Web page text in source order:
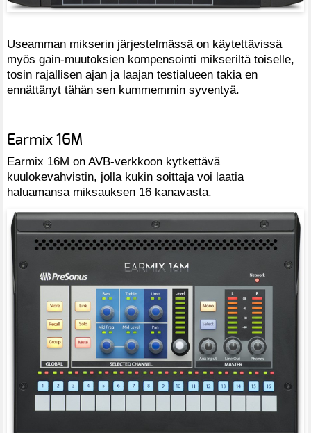
Useamman mikserin järjestelmässä on käytettävissä
myös gain-muutoksien kompensointi mikseriltä toiselle,
tosin rajallisen ajan ja laajan testialueen takia en
ennättänyt tähän sen kummemmin syventyä.
Earmix 16M
Earmix 16M on AVB-verkkoon kytkettävä
kuulokevahvistin, jolla kukin soittaja voi laatia
haluamansa miksauksen 16 kanavasta.